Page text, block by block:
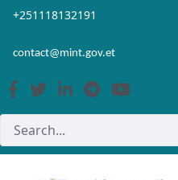
Skip to Main Content
Open Accessibility Menu
+251118132191
contact@mint.gov.et